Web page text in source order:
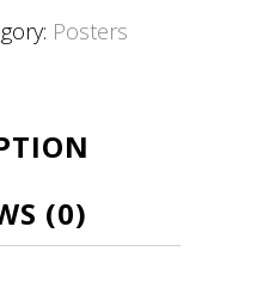
Posters
(0)